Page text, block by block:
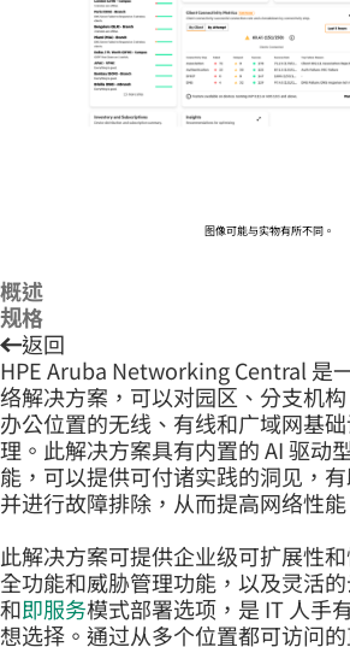
图像可能与实物有所不同。
概述
规格
返回
HPE Aruba Networking Central 是
络解决方案，可以对园区、分支机
办公位置的无线、有线和广域网基
理。此解决方案具有内置的 AI 驱动
能，可以提供可付诸实践的洞见，
并进行故障排除，从而提高网络性能
此解决方案可提供企业级可扩展性
全功能和威胁管理功能，以及灵活
和即服务模式部署选项，是 IT 人手
想选择。通过从多个位置都可访问